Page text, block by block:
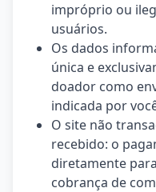
impróprio ou
usuários.
Os dados
única e
doador como
indicada por
O site não
recebido: o
diretamente
cobrança de